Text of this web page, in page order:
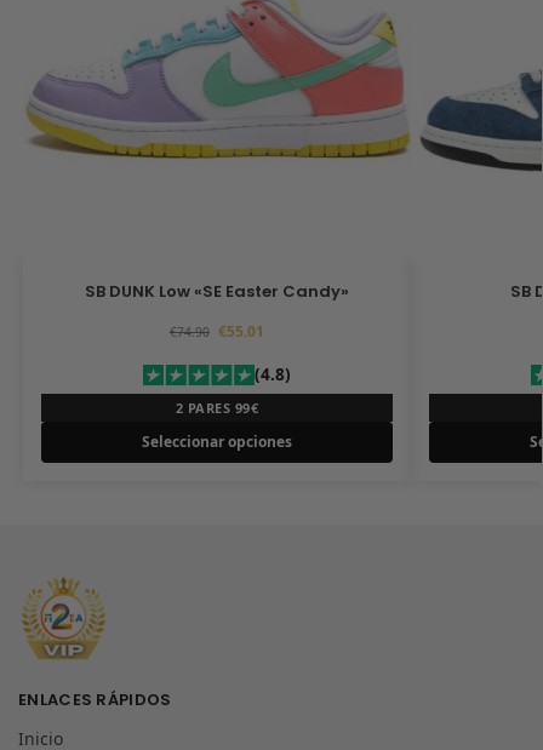
SB DUNK Low «SE Easter Candy»
€74.90 €55.01
(4.8)
2 PARES 99€
Seleccionar opciones
SB
ENLACES RÁPIDOS
Inicio